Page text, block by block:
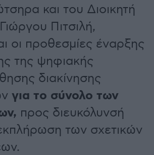
και του Διοικητή
Πιτσιλή,
οι προθεσμίες έναρξης
της ψηφιακής
διακίνησης
για το σύνολο των
προς διευκόλυνσή
των σχετικών